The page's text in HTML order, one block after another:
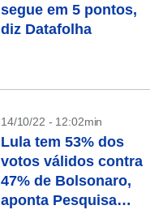
segue em 5 pontos,
diz Datafolha
14/10/22 - 12:02min
Lula tem 53% dos
votos válidos contra
47% de Bolsonaro,
aponta Pesquisa